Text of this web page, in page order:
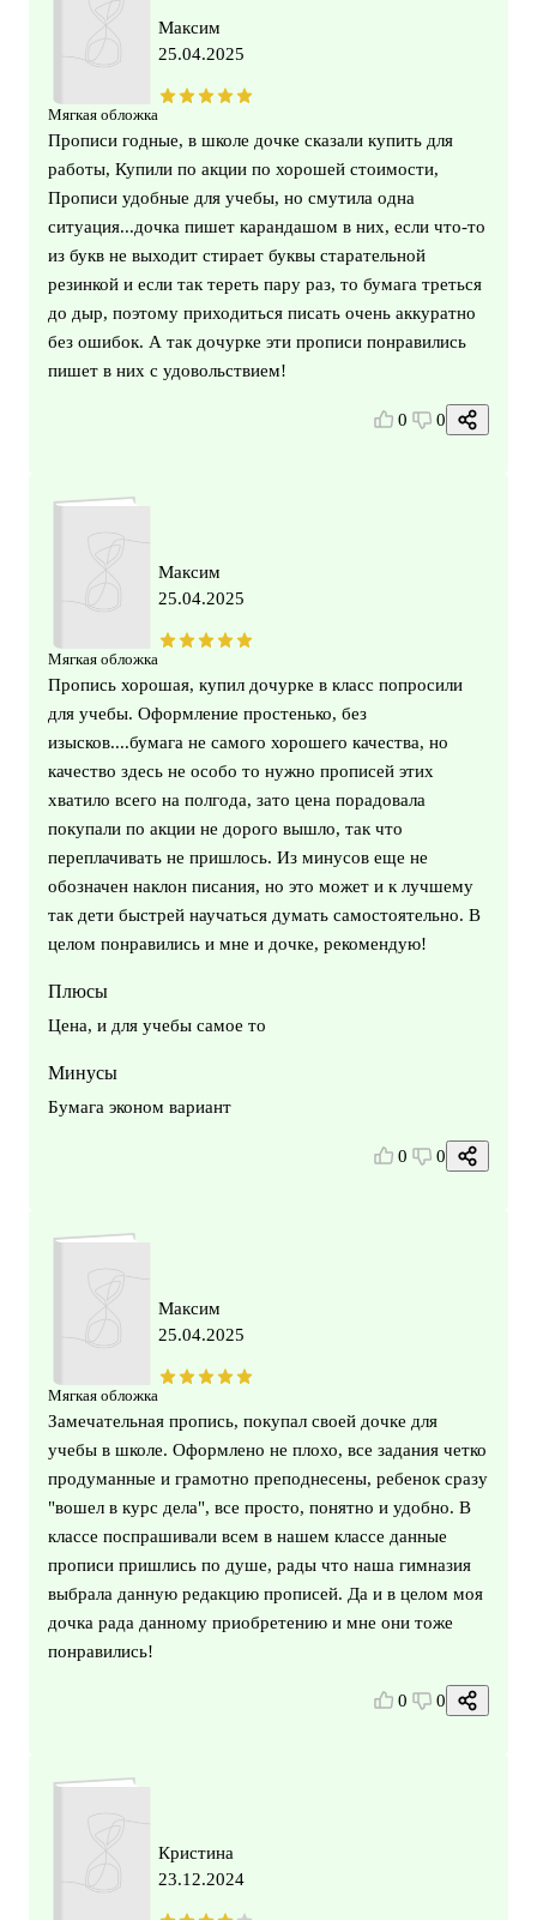
Мягкая обложка
Максим
25.04.2025
Прописи годные, в школе дочке сказали купить для
работы, Купили по акции по хорошей стоимости,
Прописи удобные для учебы, но смутила одна
ситуация...дочка пишет карандашом в них, если что-то
из букв не выходит стирает буквы старательной
резинкой и если так тереть пару раз, то бумага треться
до дыр, поэтому приходиться писать очень аккуратно
без ошибок. А так дочурке эти прописи понравились
пишет в них с удовольствием!
0 0
Мягкая обложка
Максим
25.04.2025
Пропись хорошая, купил дочурке в класс попросили
для учебы. Оформление простенько, без
изысков....бумага не самого хорошего качества, но
качество здесь не особо то нужно прописей этих
хватило всего на полгода, зато цена порадовала
покупали по акции не дорого вышло, так что
переплачивать не пришлось. Из минусов еще не
обозначен наклон писания, но это может и к лучшему
так дети быстрей научаться думать самостоятельно. В
целом понравились и мне и дочке, рекомендую!
Плюсы
Цена, и для учебы самое то
Минусы
Бумага эконом вариант
0 0
Мягкая обложка
Максим
25.04.2025
Замечательная пропись, покупал своей дочке для
учебы в школе. Оформлено не плохо, все задания четко
продуманные и грамотно преподнесены, ребенок сразу
"вошел в курс дела", все просто, понятно и удобно. В
классе поспрашивали всем в нашем классе данные
прописи пришлись по душе, рады что наша гимназия
выбрала данную редакцию прописей. Да и в целом моя
дочка рада данному приобретению и мне они тоже
понравились!
0 0
Кристина
23.12.2024